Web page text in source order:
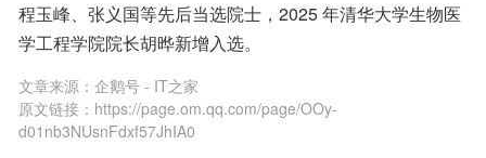
程玉峰、张义国等先后当选院士，2025 年清华大学生物医
学工程学院院长胡晔新增入选。
文章来源： 企鹅号 - IT之家
原文链接： https://page.om.qq.com/page/OOy-
d01nb3NUsnFdxf57JhIA0